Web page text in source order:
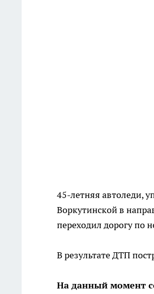
45-летняя автоледи,
Воркутинской в
переходил дорогу по
В результате ДТП
На данный момент